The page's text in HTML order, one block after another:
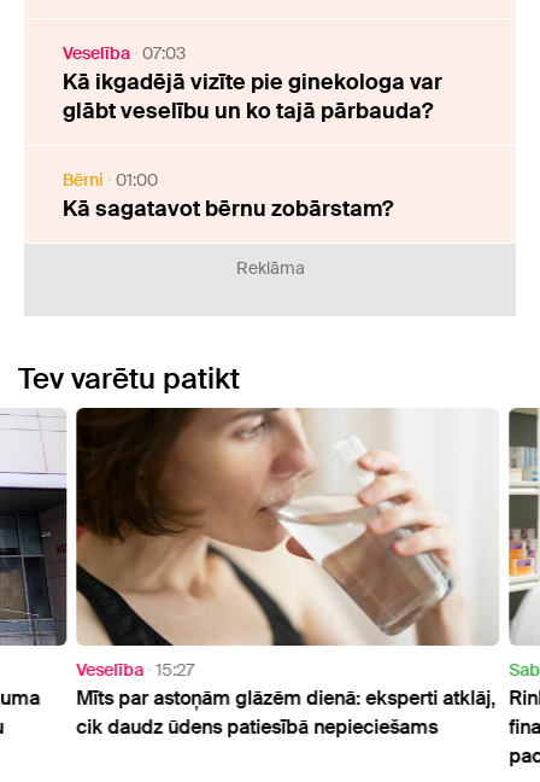
Veselība 07:03
Kā ikgadējā vizīte pie ginekologa var
glābt veselību un ko tajā pārbauda?
Bērni 01:00
Kā sagatavot bērnu zobārstam?
Reklāma
Tev varētu patikt
Veselība 15:27
Mīts par astoņām glāzēm dienā: eksperti atklāj,
cik daudz ūdens patiesībā nepieciešams